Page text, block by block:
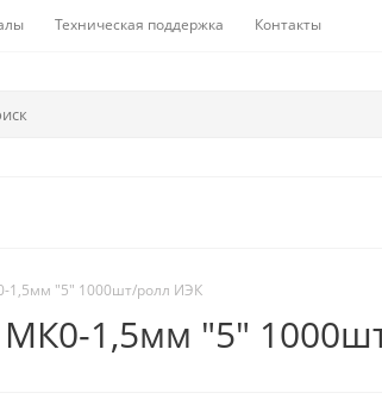
Техническая поддержка Контакты
1,5мм "5" 1000шт/ролл ИЭК
МК0-1,5мм "5"